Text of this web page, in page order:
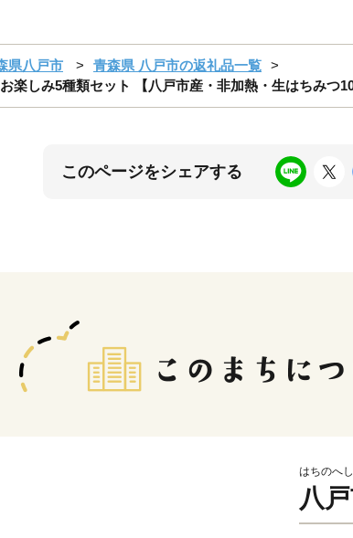
県八戸市
青森県 八戸市の返礼品一覧
楽しみ5種類セット 【八戸市産・非加熱・生はちみつ
このページをシェアする
はちのへし
八